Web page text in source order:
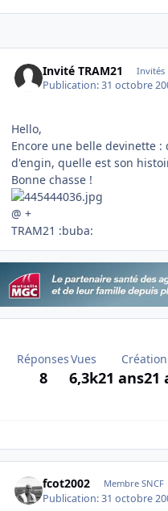
Invité TRAM21 Invités
Publication:31 octobre
Hello,
Encore une belle devinette :
d'engin, quelle est son
Bonne chasse !
@ +
TRAM21 :buba:
Réponses
8
Vues
6,3k
Création
21 ans21
fcot2002 Membre SNCF
Publication:31 octobre